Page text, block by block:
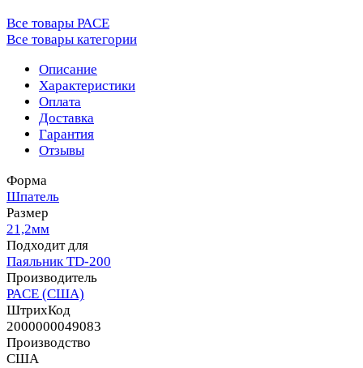
Все товары PACE
Все товары категории
Описание
Характеристики
Оплата
Доставка
Гарантия
Отзывы
Форма
Шпатель
Размер
21,2мм
Подходит для
Паяльник TD-200
Производитель
PACE (США)
ШтрихКод
2000000049083
Производство
США